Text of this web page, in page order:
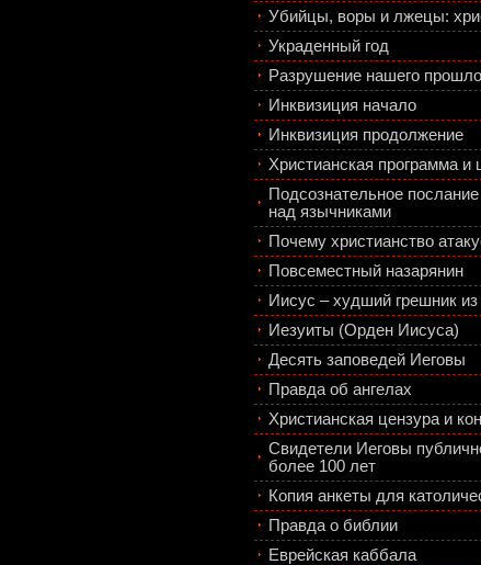
Убийцы, воры и лжецы:
Украденный год
Разрушение нашего
Инквизиция начало
Инквизиция продолжение
Христианская программа и
Подсознательное
над язычниками
Почему христианство
Повсеместный назарянин
Иисус – худший грешник из
Иезуиты (Орден Иисуса)
Десять заповедей Иеговы
Правда об ангелах
Христианская цензура и
Свидетели Иеговы
более 100 лет
Копия анкеты для
Правда о библии
Еврейская каббала